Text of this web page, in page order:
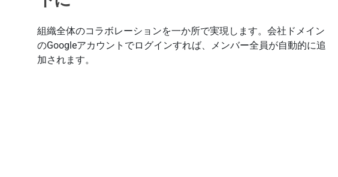
組織全体のコラボレーションを一か所で実現します。会社ドメイン
のGoogleアカウントでログインすれば、メンバー全員が自動的に追
加されます。